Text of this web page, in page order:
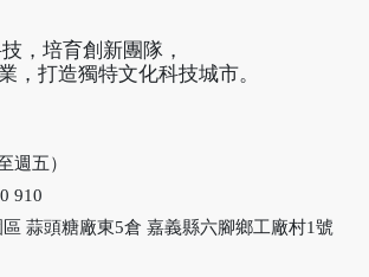
，培育創新團隊，
，打造獨特文化科技城市。
週五）
910
蒜頭糖廠東5倉 嘉義縣六腳鄉工廠村1號